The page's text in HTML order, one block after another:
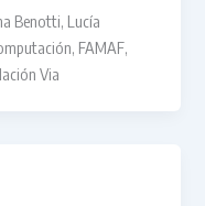
Benotti, Lucía
FAMAF,
Via